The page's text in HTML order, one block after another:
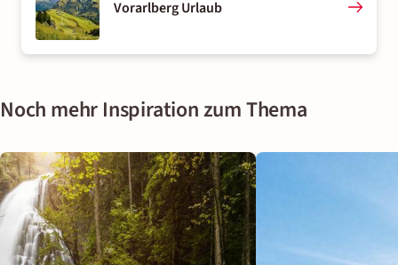
Vorarlberg Urlaub
Noch mehr Inspiration zum Thema